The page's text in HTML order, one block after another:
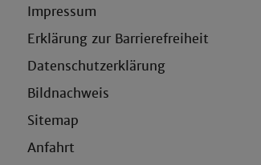
Impressum
Erklärung zur Barrierefreiheit
Datenschutzerklärung
Bildnachweis
Sitemap
Anfahrt